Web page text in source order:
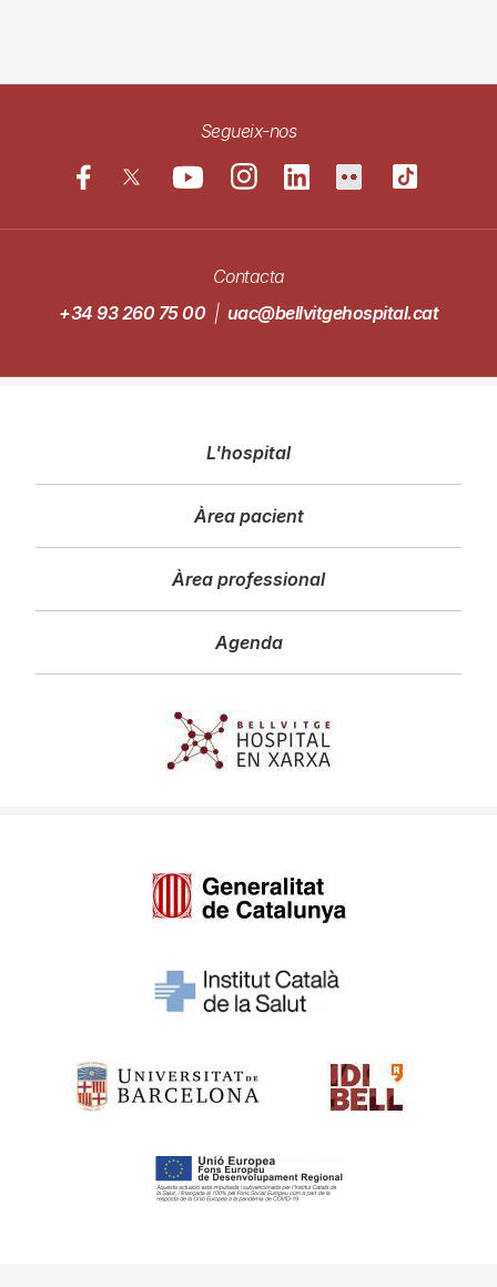
Segueix-nos
Contacta
+34 93 260 75 00 | uac@bellvitgehospital.cat
principal
L'hospital
Àrea pacient
Àrea professional
Agenda